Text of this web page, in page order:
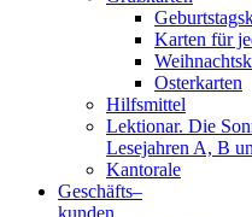
Karten für
Osterkarten
Hilfsmittel
Lektionar. Die
Lesejahren A, B
Kantorale
Geschäfts­–
kunden